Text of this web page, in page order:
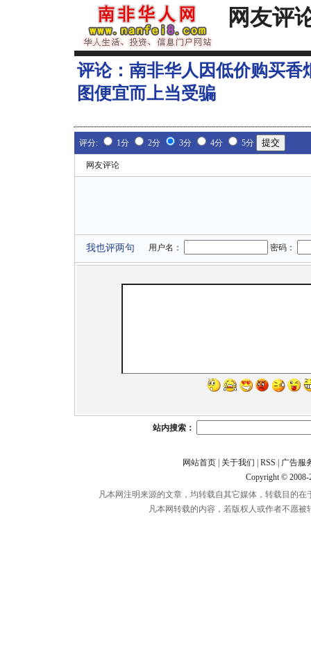
网友评
评论： 南非华人因低价购买香
图便宜而上当受骗
评分: 1分 2分 3分 4分 5分
网友评论
我也评两句 用户名： 密码：
站内搜索：
网站首页| 关于我们 RSS
广告服
Copyright ©
凡本网注明来源的文章，均转载自其它媒体，转载目的
凡本网转载的内容，若版权人或作者不愿